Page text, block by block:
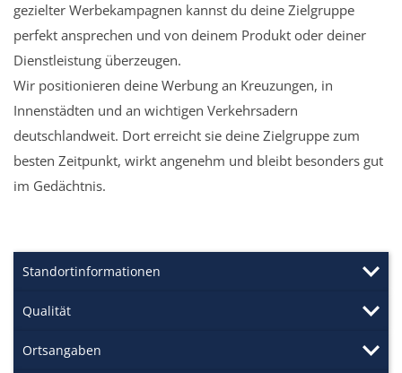
gezielter Werbekampagnen kannst du deine Zielgruppe
perfekt ansprechen und von deinem Produkt oder deiner
Dienstleistung überzeugen.
Wir positionieren deine Werbung an Kreuzungen, in
Innenstädten und an wichtigen Verkehrsadern
deutschlandweit. Dort erreicht sie deine Zielgruppe zum
besten Zeitpunkt, wirkt angenehm und bleibt besonders gut
im Gedächtnis.
Standortinformationen
Qualität
Ortsangaben